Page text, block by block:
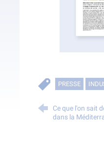
PRESSE
Ce que l'on sait
dans la